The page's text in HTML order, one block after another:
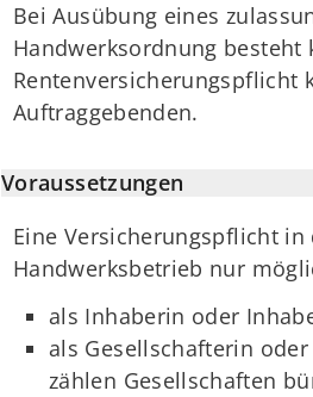
Bei Ausübung eines
Handwerksordnung
Rentenversicherungspflicht
Auftraggebenden.
Voraussetzungen
Eine Versicherungspflicht
Handwerksbetrieb nur
als Inhaberin oder
als Gesellschafterin
zählen Gesellschaften